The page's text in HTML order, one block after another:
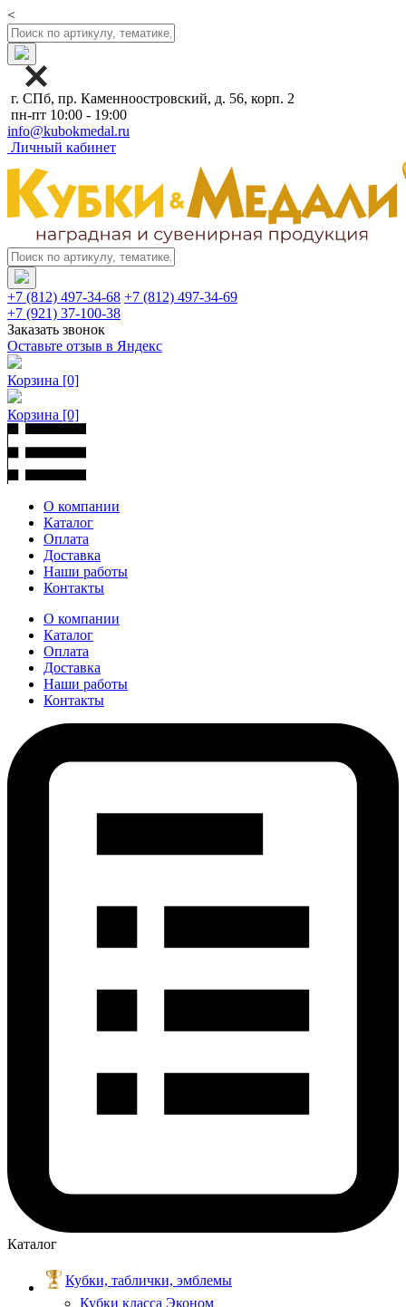
<
г. СПб, пр. Каменноостровский, д. 56, корп. 2
пн-пт 10:00 - 19:00
info@kubokmedal.ru
Личный кабинет
+7 (812) 497-34-68 +7 (812) 497-34-69
+7 (921) 37-100-38
Заказать звонок
Оставьте отзыв в Яндекс
Корзина [0]
Корзина [0]
О компании
Каталог
Оплата
Доставка
Наши работы
Контакты
О компании
Каталог
Оплата
Доставка
Наши работы
Контакты
Каталог
Кубки, таблички, эмблемы
Кубки класса Эконом